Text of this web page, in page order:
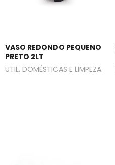
VASO REDONDO PEQUENO
PRETO 2LT
UTIL. DOMÉSTICAS E LIMPEZA